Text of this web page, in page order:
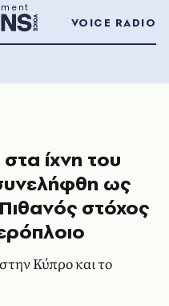
VOICE RADIO
ίχνη του
ως
στόχος
Κύπρο και το